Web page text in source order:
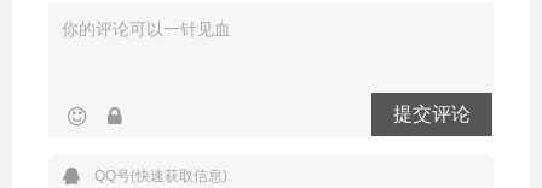
提交评论